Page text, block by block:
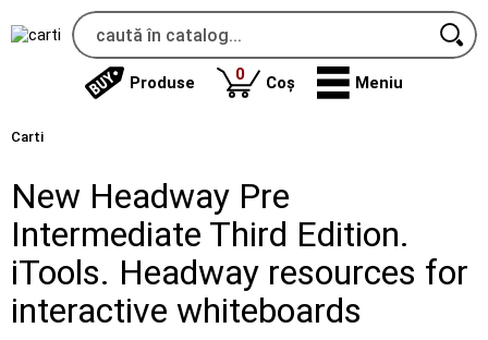
Produse 0produse
Coș Meniu
Carti
New Headway Pre
Intermediate Third Edition.
iTools. Headway resources for
interactive whiteboards